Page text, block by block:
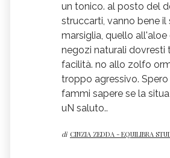
un tonico. al posto del
struccarti, vanno bene il
marsiglia, quello all'aloe
negozi naturali dovresti
facilità. no allo zolfo
troppo agressivo.
fammi sapere se la
uN saluto..
di CINZIA ZEDDA - EQUILIBRA